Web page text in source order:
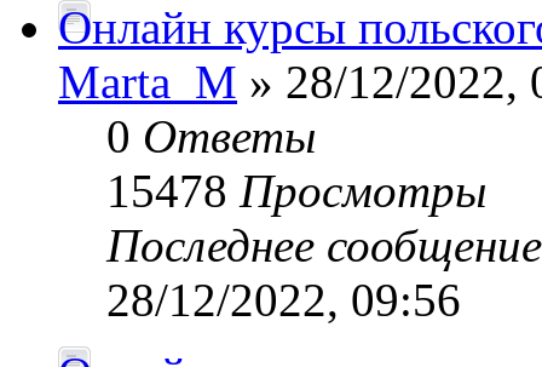
Онлайн курсы
Marta_M » 28/12/2022,
0 Ответы
15478 Просмотры
Последнее
28/12/2022, 09:56